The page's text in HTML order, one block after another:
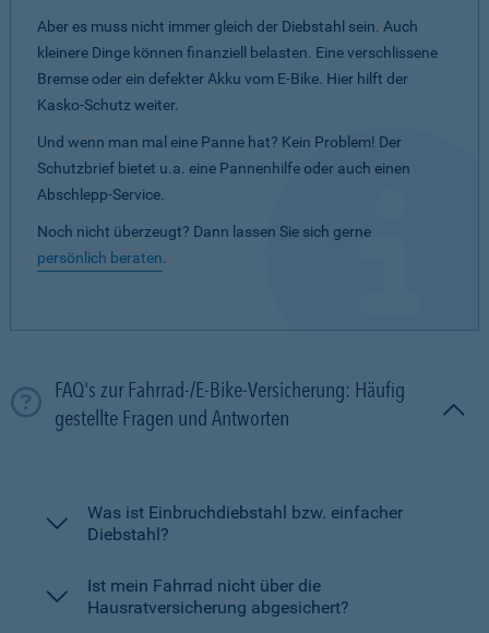
Aber es muss nicht immer gleich der Diebstahl sein. Auch
kleinere Dinge können finanziell belasten. Eine verschlissene
Bremse oder ein defekter Akku vom E-Bike. Hier hilft der
Kasko-Schutz weiter.
Und wenn man mal eine Panne hat? Kein Problem! Der
Schutzbrief bietet u.a. eine Pannenhilfe oder auch einen
Abschlepp-Service.
Noch nicht überzeugt? Dann lassen Sie sich gerne
persönlich beraten.
FAQ's zur Fahrrad-/E-Bike-Versicherung: Häufig
gestellte Fragen und Antworten
Was ist Einbruchdiebstahl bzw. einfacher
Diebstahl?
Ist mein Fahrrad nicht über die
Hausratversicherung abgesichert?